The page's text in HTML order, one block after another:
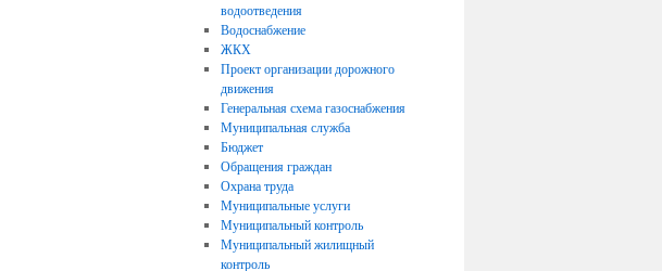
водоотведения
Водоснабжение
ЖКХ
Проект организации дорожного
движения
Генеральная схема газоснабжения
Муниципальная служба
Бюджет
Обращения граждан
Охрана труда
Муниципальные услуги
Муниципальный контроль
Муниципальный жилищный
контроль